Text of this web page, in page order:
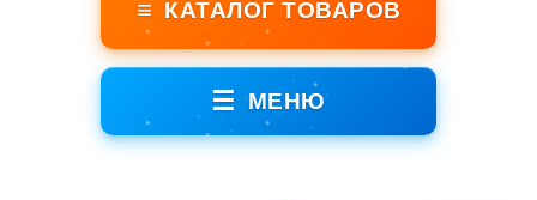
≡ КАТАЛОГ ТОВАРОВ
☰ МЕНЮ